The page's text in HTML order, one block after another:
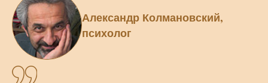
Александр Колмановский,
психолог